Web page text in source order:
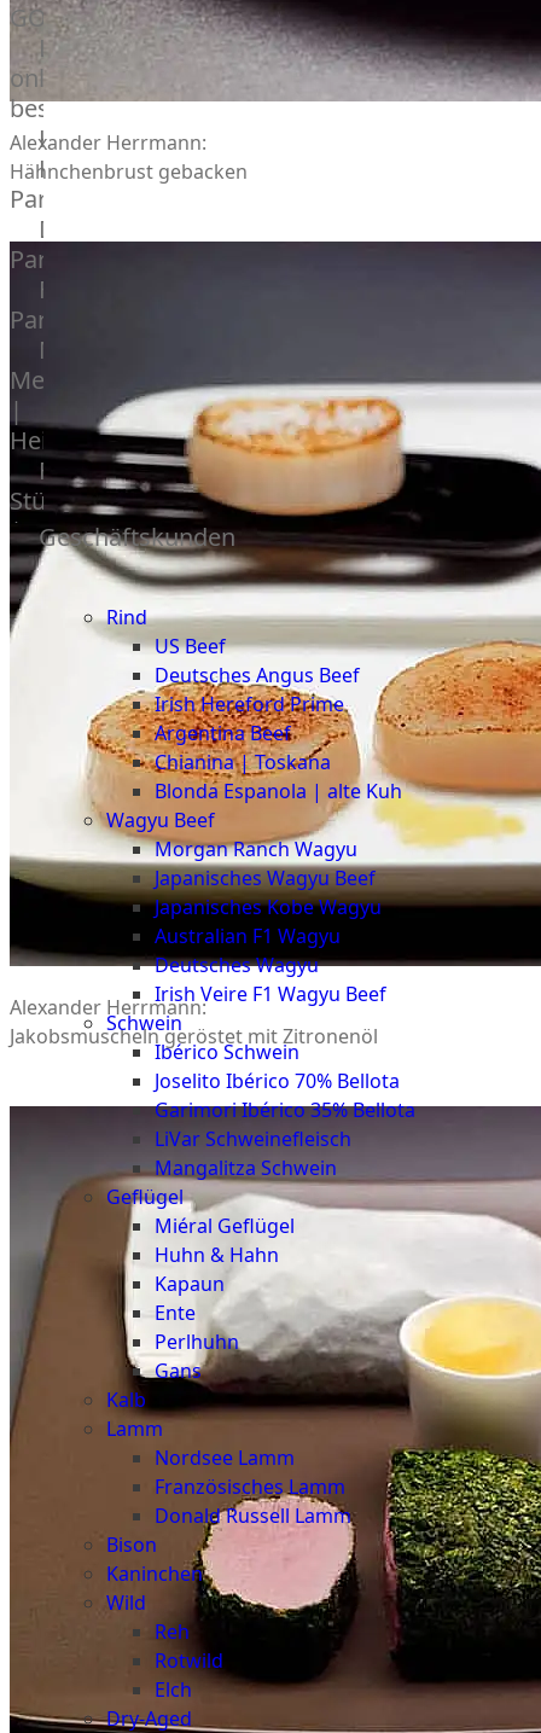
GOURMET
Lebensmittel
online
bestellen
Karriere
Kochschul-
Partner
Depot-
Partner
Frischetheken-
Partner
Männer
Metzger
|
Heinsberg
Feinkost
Stüttgen
|
Düsseldorf
Meat
Stuttgart
Geschäftskunden
Fleisch
Rind
US Beef
Deutsches Angus Beef
Irish Hereford Prime
Argentina Beef
Chianina | Toskana
Blonda Espanola | alte Kuh
Wagyu Beef
Morgan Ranch Wagyu
Japanisches Wagyu Beef
Japanisches Kobe Wagyu
Australian F1 Wagyu
Deutsches Wagyu
Irish Veire F1 Wagyu Beef
Schwein
Ibérico Schwein
Joselito Ibérico 70% Bellota
Garimori Ibérico 35% Bellota
LiVar Schweinefleisch
Mangalitza Schwein
Geflügel
Miéral Geflügel
Huhn & Hahn
Kapaun
Ente
Perlhuhn
Gans
Kalb
Lamm
Nordsee Lamm
Französisches Lamm
Donald Russell Lamm
Bison
Kaninchen
Wild
Reh
Rotwild
Elch
Dry-Aged
Alexander Herrmann:
Hähnchenbrust gebacken
Alexander Herrmann:
Jakobsmuscheln geröstet mit Zitronenöl